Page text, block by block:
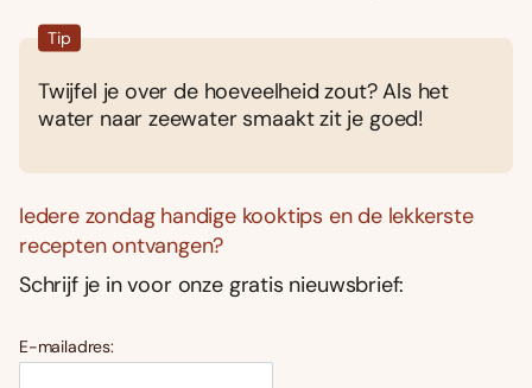
Tip
Twijfel je over de hoeveelheid zout? Als het
water naar zeewater smaakt zit je goed!
Iedere zondag handige kooktips en de lekkerste
recepten ontvangen?
Schrijf je in voor onze gratis nieuwsbrief:
E-mailadres: